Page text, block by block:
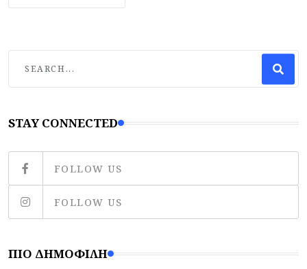
STAY CONNECTED
FOLLOW US
FOLLOW US
ΠΙΟ ΔΗΜΟΦΙΛΉ